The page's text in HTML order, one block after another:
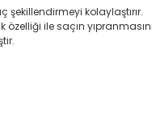
şekillendirmeyi kolaylaştırır.
ile saçın